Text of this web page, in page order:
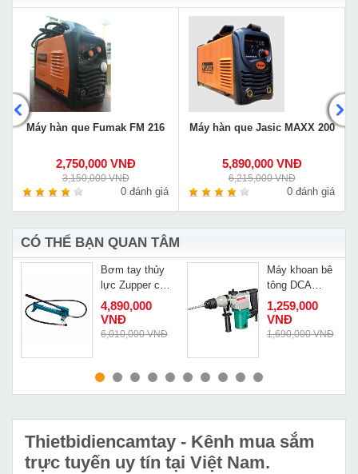
Máy hàn que Fumak FM 216
2,750,000 VNĐ
3,150,000 VNĐ
0 đánh giá
Máy hàn que Jasic MAXX 200
5,890,000 VNĐ
6,215,000 VNĐ
0 đánh giá
CÓ THỂ BẠN QUAN TÂM
MUA NGAY
Bơm tay thủy
lực Zupper cao
cấp CP-700
4,890,000
VNĐ
6,010,000 VNĐ
MUA NGAY
Máy khoan bê
tông DCA
AZC03 26B
1,259,000
VNĐ
1,690,000 VNĐ
Thietbidiencamtay - Kênh mua sắm
trực tuyến uy tín tại Việt Nam.